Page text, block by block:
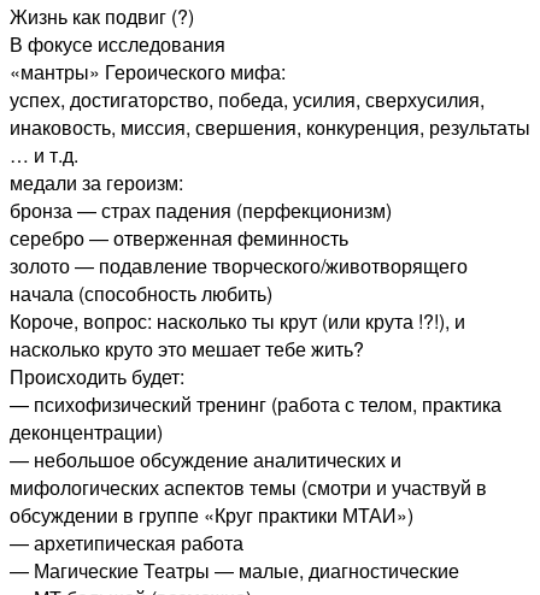
Жизнь как подвиг (?)
В фокусе исследования
«мантры» Героического мифа:
успех, достигаторство, победа, усилия, сверхусилия,
инаковость, миссия, свершения, конкуренция, результаты
… и т.д.
медали за героизм:
бронза — страх падения (перфекционизм)
серебро — отверженная феминность
золото — подавление творческого/животворящего
начала (способность любить)
Короче, вопрос: насколько ты крут (или крута !?!), и
насколько круто это мешает тебе жить?
Происходить будет:
— психофизический тренинг (работа с телом, практика
деконцентрации)
— небольшое обсуждение аналитических и
мифологических аспектов темы (смотри и участвуй в
обсуждении в группе «Круг практики МТАИ»)
— архетипическая работа
— Магические Театры — малые, диагностические